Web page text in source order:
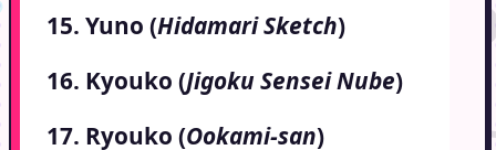
15. Yuno (Hidamari Sketch)
16. Kyouko (Jigoku Sensei Nube)
17. Ryouko (Ookami-san)